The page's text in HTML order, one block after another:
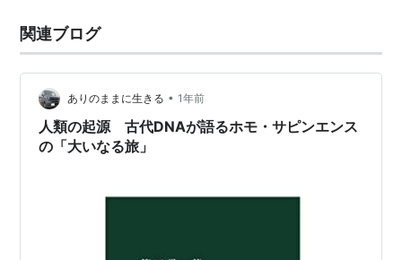
関連ブログ
ありのままに生きる • 1年前
人類の起源 古代DNAが語るホモ・サピンエンス
の「大いなる旅」